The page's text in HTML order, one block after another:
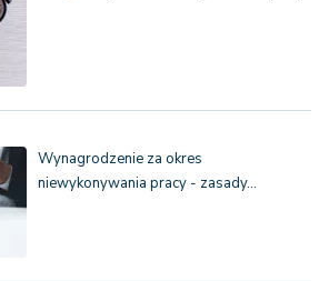
Wynagrodzenie za okres
niewykonywania pracy - zasady…